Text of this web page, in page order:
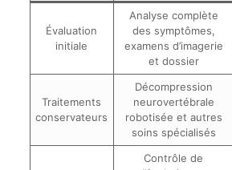
Évaluation
initiale
Analyse complète
des symptômes,
examens d’imagerie
et dossier
Traitements
conservateurs
Décompression
neurovertébrale
robotisée et autres
soins spécialisés
Contrôle de